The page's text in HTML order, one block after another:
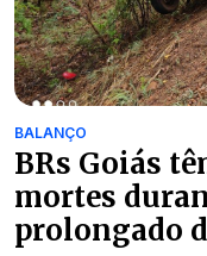
BALANÇO
BRs Goiás
mortes
prolongado